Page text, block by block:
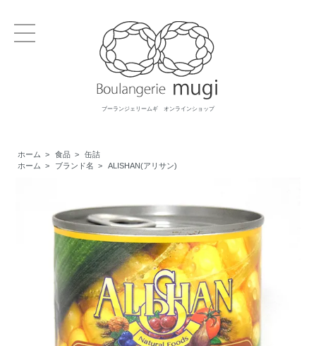
ブーランジェリームギ オンラインショップ
ホーム > 食品 >
缶詰
ホーム > ブランド名 > ALISHAN(アリサン)